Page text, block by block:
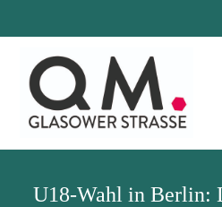
U18-Wahl in Berlin: